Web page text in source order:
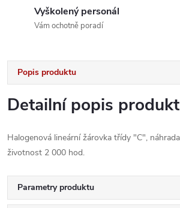
Vyškolený personál
Vám ochotně poradí
Popis produktu
Detailní popis
Halogenová lineární žárovka třídy "C",
životnost 2 000 hod.
Parametry produktu